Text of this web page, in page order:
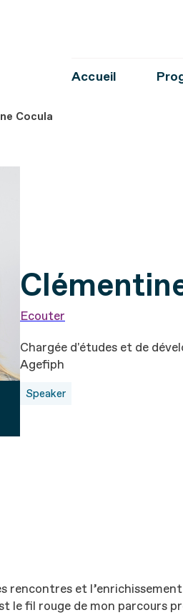
Accueil
Cocula
Ecouter
Chargée d'études et de
Agefiph
Speaker
rencontres et
le fil rouge de mon parcours